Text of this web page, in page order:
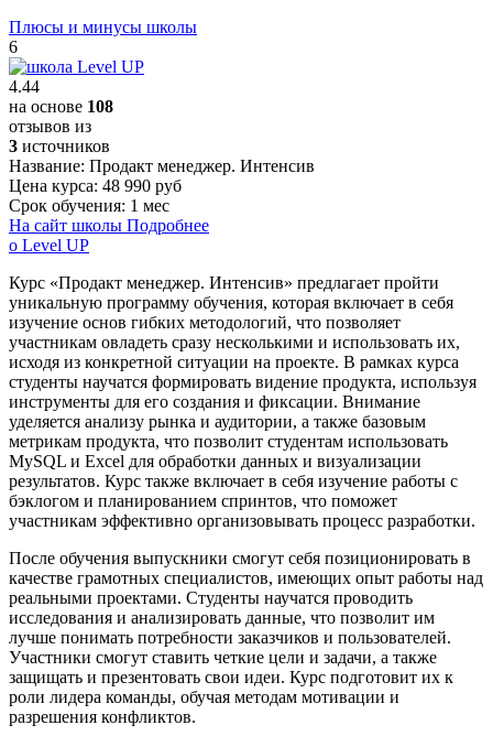
Плюсы и минусы школы
6
4.44
на основе 108
отзывов из
3 источников
Название: Продакт менеджер. Интенсив
Цена курса: 48 990 руб
Срок обучения: 1 мес
На сайт школы Подробнее
о Level UP
Курс «Продакт менеджер. Интенсив» предлагает пройти
уникальную программу обучения, которая включает в себя
изучение основ гибких методологий, что позволяет
участникам овладеть сразу несколькими и использовать их,
исходя из конкретной ситуации на проекте. В рамках курса
студенты научатся формировать видение продукта, используя
инструменты для его создания и фиксации. Внимание
уделяется анализу рынка и аудитории, а также базовым
метрикам продукта, что позволит студентам использовать
MySQL и Excel для обработки данных и визуализации
результатов. Курс также включает в себя изучение работы с
бэклогом и планированием спринтов, что поможет
участникам эффективно организовывать процесс разработки.
После обучения выпускники смогут себя позиционировать в
качестве грамотных специалистов, имеющих опыт работы над
реальными проектами. Студенты научатся проводить
исследования и анализировать данные, что позволит им
лучше понимать потребности заказчиков и пользователей.
Участники смогут ставить четкие цели и задачи, а также
защищать и презентовать свои идеи. Курс подготовит их к
роли лидера команды, обучая методам мотивации и
разрешения конфликтов.